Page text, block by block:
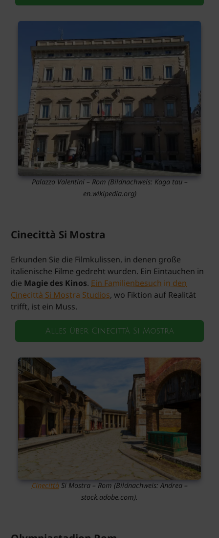
Palazzo Valentini – Rom (Bildnachweis: Kaga tau –
en.wikipedia.org)
Cinecittà Si Mostra
Erkunden Sie die Filmkulissen, in denen große
italienische Filme gedreht wurden. Ein Eintauchen in
die Magie des Kinos. Ein Familienbesuch in den
Cinecittà Si Mostra Studios, wo Fiktion auf Realität
trifft, ist ein Muss.
Alles über Cinecittà Si Mostra
CinecittàSi Mostra – Rom (Bildnachweis: Andrea –
stock.adobe.com).